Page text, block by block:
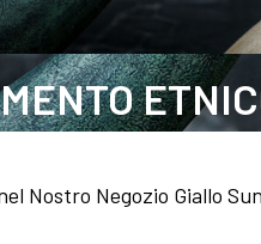
Nostro Negozio Giallo